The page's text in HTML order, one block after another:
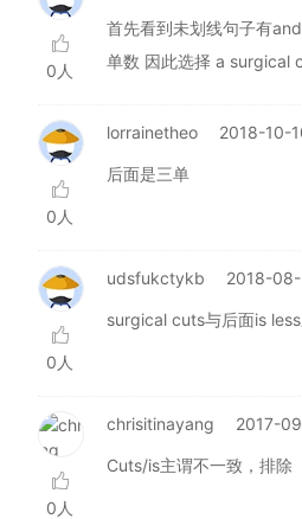
0人
首先看到未划线句子有
单数 因此选择 a surgical
0人
lorrainetheo 2018-10-
后面是三单
0人
udsfukctykb 2018-
surgical cuts与后面is
0人
chrisitinayang 2017-
Cuts/is主谓不一致，排除